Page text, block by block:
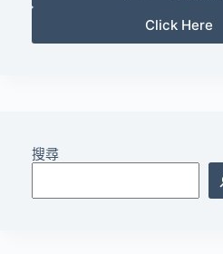
Click Here
搜尋